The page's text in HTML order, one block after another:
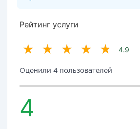
Рейтинг услуги
4.9
Оценили 4 пользователей
4